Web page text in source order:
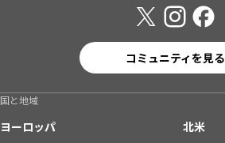
コミュニティを見る
国と地域
ヨーロッパ
北米